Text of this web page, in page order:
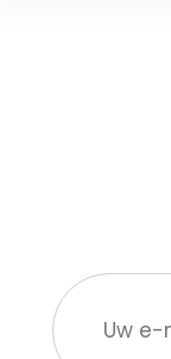
Uw
e-
mailadres: